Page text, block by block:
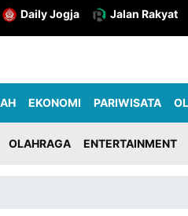
Daily Jogja Jalan Rakyat
EKONOMI PARIWISATA
OLAHRAGA ENTERTAINMENT